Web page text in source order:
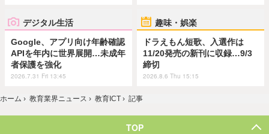
デジタル生活
Google、アプリ向け年齢確認
APIを年内に世界展開…未成年
者保護を強化
2026.7.31 Fri 13:45
趣味・娯楽
ドラえもん短歌、入選作は
11/20発売の新刊に収録…9/3
締切
2026.8.6 Thu 15:15
ホーム › 教育業界ニュース › 教育ICT › 記事
TOP